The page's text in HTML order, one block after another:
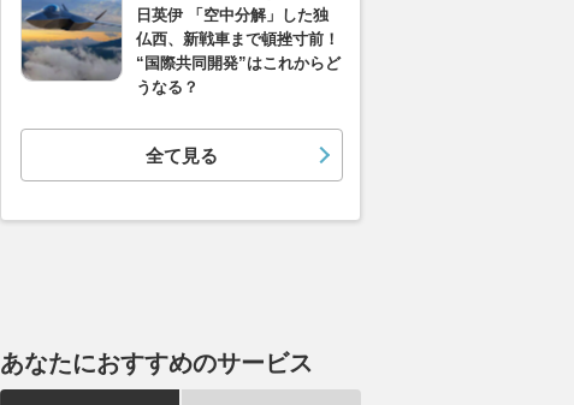
日英伊 「空中分解」した独
仏西、新戦車まで頓挫寸前！
“国際共同開発”はこれからど
うなる？
全て見る
あなたにおすすめのサービス